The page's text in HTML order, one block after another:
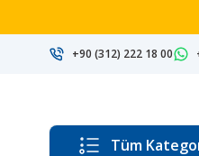
+90 (312) 222 18 00
Tüm